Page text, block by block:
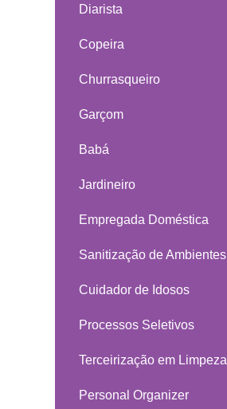
Diarista
Copeira
Churrasqueiro
Garçom
Babá
Jardineiro
Empregada Doméstica
Sanitização de Ambientes
Cuidador de Idosos
Processos Seletivos
Terceirização em Limpeza
Personal Organizer